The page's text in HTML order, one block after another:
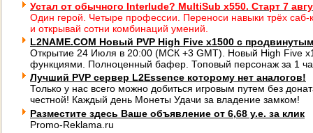
Устал от обычного Interlude? MultiSub x550. Старт 7
Один герой. Четыре профессии. Переноси навыки трёх саб-
и открывай сотни комбинаций умений.
L2NAME.COM Новый PVP High Five x1500 с
Открытие 24 Июля в 20:00 (МСК +3 GMT). Новый High Five
функциями. Полноценный бафер. Топовый персонаж за 1
Лучший PVP сервер L2Essence которому нет аналогов!
Только у нас всего можно добиться игровым путем без
честной! Каждый день Монеты Удачи за владение замком!
Разместите здесь Ваше объявление от 6,68 у.е. за клик
Promo-Reklama.ru